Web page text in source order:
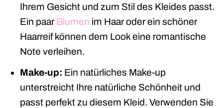
Ihrem Gesicht und zum Stil des Kleides passt.
Ein paarBlumen im Haar oder ein schöner
Haarreif können dem Look eine romantische
Note verleihen.
Make-up: Ein natürliches Make-up
unterstreicht Ihre natürliche Schönheit und
passt perfekt zu diesem Kleid. Verwenden Sie